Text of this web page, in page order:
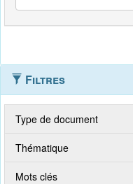
Filtres
Type de document
Thématique
Mots clés